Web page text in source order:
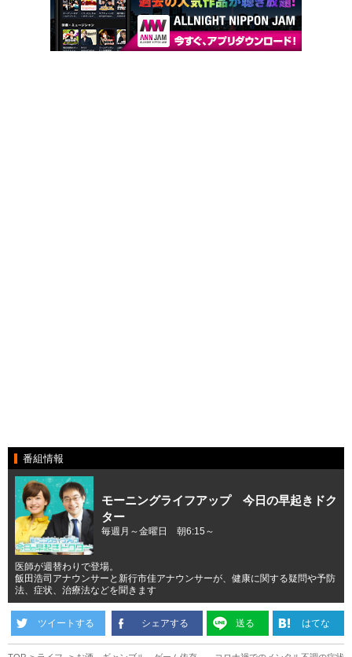
番組情報
モーニングライフアップ 今日の早起きドク
ター
毎週月～金曜日 朝6:15～
医師が週替わりで登場。
飯田浩司アナウンサーと新行市佳アナウンサーが、健康に関する疑問や予防
法、症状、治療法などを聞きます
ツイートする シェアする 送る はてな